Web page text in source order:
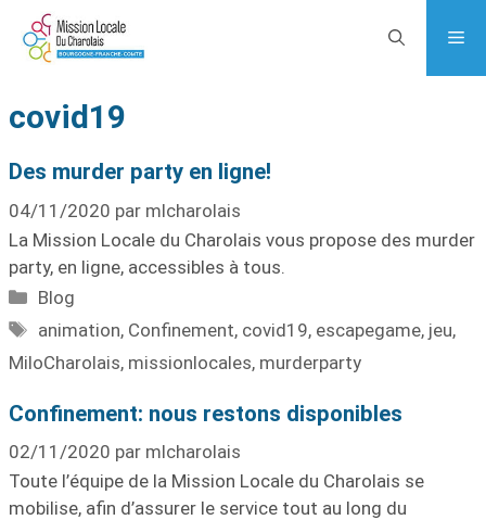
covid19
Des murder party en ligne!
04/11/2020 par mlcharolais
La Mission Locale du Charolais vous propose des murder
party, en ligne, accessibles à tous.
Blog
animation, Confinement, covid19, escapegame, jeu,
MiloCharolais, missionlocales, murderparty
Confinement: nous restons disponibles
02/11/2020 par mlcharolais
Toute l’équipe de la Mission Locale du Charolais se
mobilise, afin d’assurer le service tout au long du